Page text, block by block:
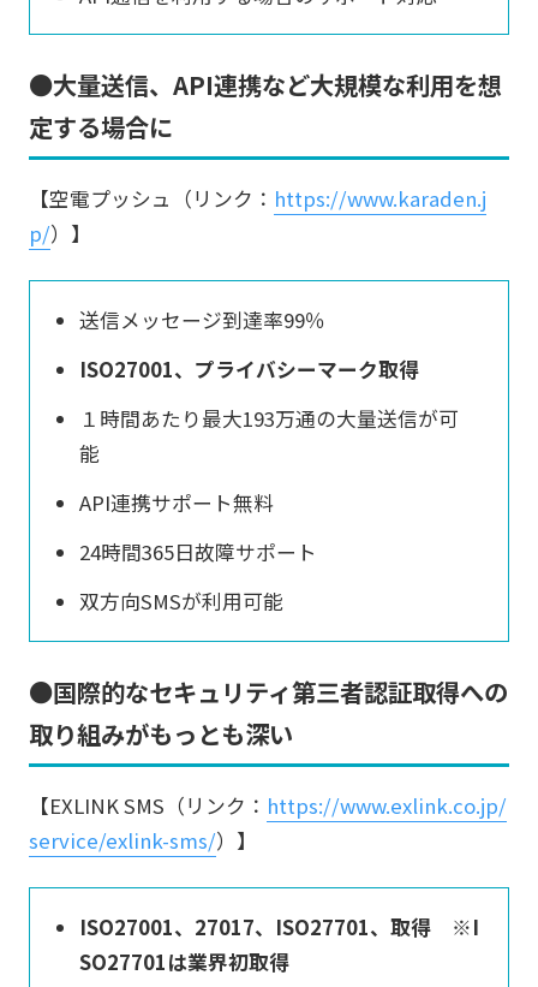
●大量送信、API連携など大規模な利用を想
定する場合に
【空電プッシュ（リンク： https://www.karaden.j
p/）】
送信メッセージ到達率99％
ISO27001、プライバシーマーク取得
１時間あたり最大193万通の大量送信が可
能
API連携サポート無料
24時間365日故障サポート
双方向SMSが利用可能
●国際的なセキュリティ第三者認証取得への
取り組みがもっとも深い
【EXLINK SMS（リンク： https://www.exlink.co.jp/
service/exlink-sms/）】
ISO27001、27017、ISO27701、取得 ※I
SO27701は業界初取得